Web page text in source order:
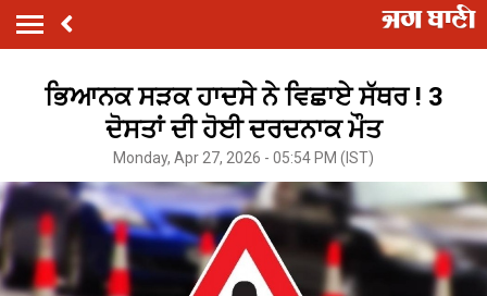
ਭਿਆਨਕ ਸੜਕ ਹਾਦਸੇ ਨੇ ਵਿਛਾਏ ਸੱਥਰ ! 3
ਦੋਸਤਾਂ ਦੀ ਹੋਈ ਦਰਦਨਾਕ ਮੌਤ
Monday, Apr 27, 2026 - 05:54 PM (IST)